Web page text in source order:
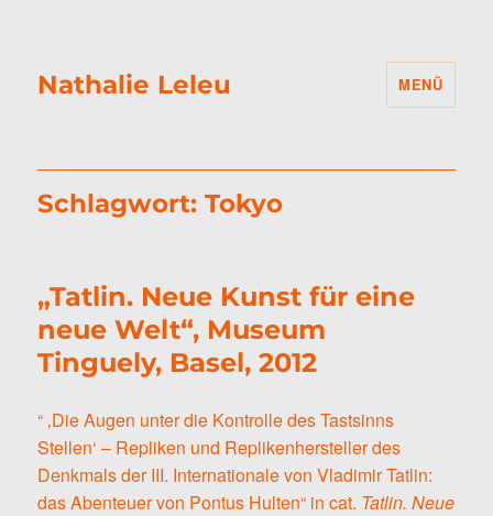
Nathalie Leleu MENÜ
Schlagwort:Tokyo
„Tatlin. Neue Kunst für eine
neue Welt“, Museum
Tinguely, Basel, 2012
“ ‚Die Augen unter die Kontrolle des Tastsinns
Stellen‘ – Repliken und Replikenhersteller des
Denkmals der III. Internationale von Vladimir Tatlin:
das Abenteuer von Pontus Hulten“ in cat. Tatlin. Neue